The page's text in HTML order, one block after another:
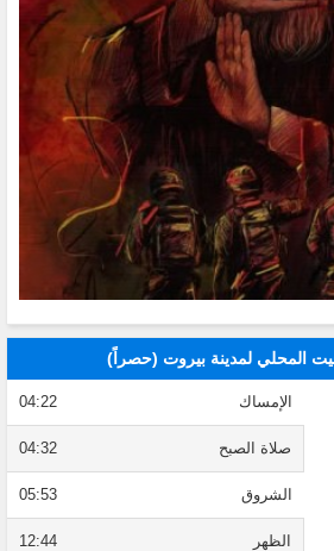
المحلي لمدينة بيروت (حصراً)
الإمساك 04:22
صلاة الصبح 04:32
الشروق 05:53
الظهر 12:44